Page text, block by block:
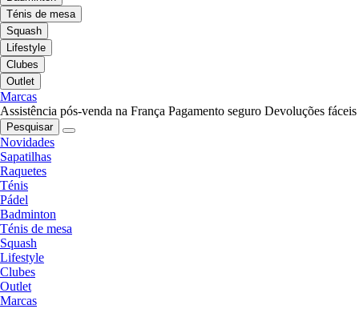
Ténis de mesa
Squash
Lifestyle
Clubes
Outlet
Marcas
Assistência pós-venda na França Pagamento seguro Devoluções fáceis
Pesquisar
Novidades
Sapatilhas
Raquetes
Ténis
Pádel
Badminton
Ténis de mesa
Squash
Lifestyle
Clubes
Outlet
Marcas